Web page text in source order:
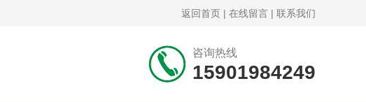
返回首页 | 在线留言 | 联系我们
咨询热线
15901984249